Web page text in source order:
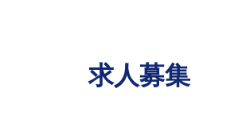
求人募集